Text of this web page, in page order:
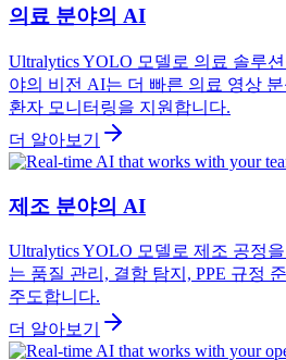
의료 분야의 AI
Ultralytics YOLO 모델로 의료 솔루
야의 비전 AI는 더 빠른 의료 영상
환자 모니터링을 지원합니다.
더 알아보기
제조 분야의 AI
Ultralytics YOLO 모델로 제조 공정
는 품질 관리, 결함 탐지, PPE 규정
주도합니다.
더 알아보기